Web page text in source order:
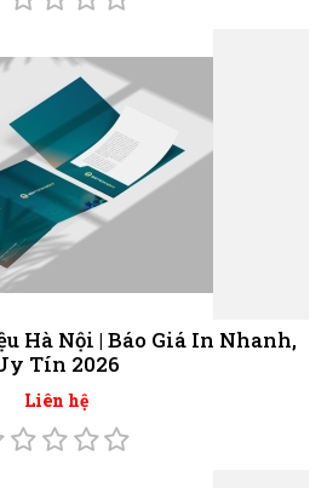
Hà Nội | Báo Giá In Nhanh,
Tín 2026
Liên hệ